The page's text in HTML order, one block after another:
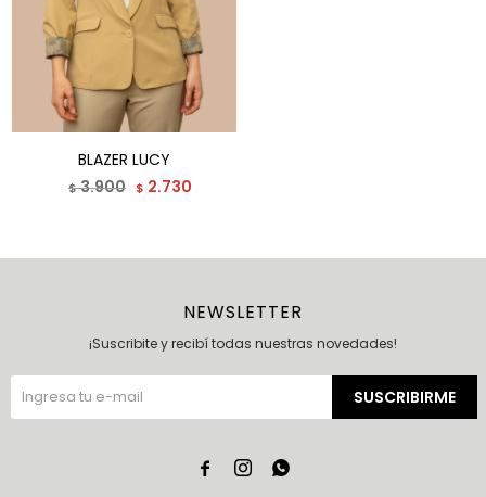
BLAZER LUCY
$3.900 $ 2.730
NEWSLETTER
¡Suscribite y recibí todas nuestras novedades!
SUSCRIBIRME
  